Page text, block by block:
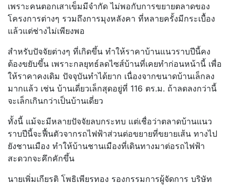
เพราะคนตอกเสาเข็มมีจำกัด ไม่พอกับการขยายตลาดของ
โครงการต่างๆ รวมถึงการมุงหลังคา ที่หลายครั้งมีกระเบื้อง
แล้วแต่ช่างไม่เพียงพอ
สำหรับปัจจัยต่างๆ ที่เกิดขึ้น ทำให้ราคาบ้านแนวราบปีนี้คง
ต้องขยับขึ้น เพราะกลยุทธ์ลดไซส์บ้านที่เคยทำก่อนหน้านี้ เพื่อ
ให้ราคาคงเดิม ปัจจุบันทำได้ยาก เนื่องจากขนาดบ้านเล็กลง
มากแล้ว เช่น บ้านเดี่ยวเล็กสุดอยู่ที่ 116 ตร.ม. ถ้าลดลงกว่านี้
จะเล็กเกินกว่าเป็นบ้านเดี่ยว
ทั้งนี้ แม้จะมีหลายปัจจัยลบกระทบ แต่เชื่อว่าตลาดบ้านแนว
ราบปีนี้จะฟื้นตัวจากรถไฟฟ้าส่วนต่อขยายที่ขยายเส้น ทางไป
ยังชานเมือง ทำให้บ้านชานเมืองที่เดินทางมาต่อรถไฟฟ้า
สะดวกจะคึกคักขึ้น
นายเพิ่มเกียรติ โพธิเพียรทอง รองกรรมการผู้จัดการ บริษัท